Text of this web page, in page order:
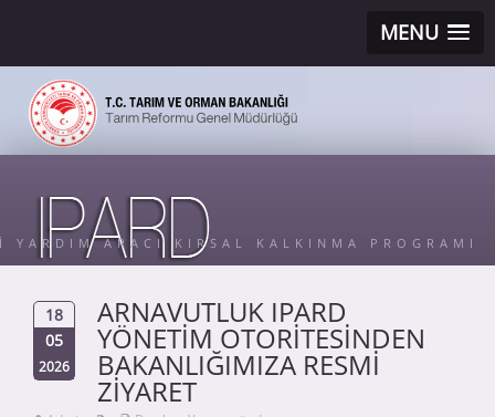
MENU
ARACI KIRSAL KALKINMA PROGRAMI
18
05
2026
ARNAVUTLUK IPARD
YÖNETİM OTORİTESİNDEN
BAKANLIĞIMIZA RESMİ
ZİYARET